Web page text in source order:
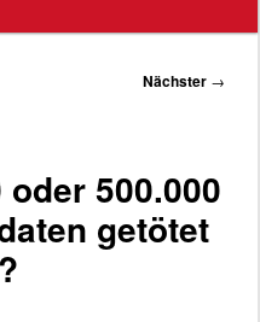
Nächster →
500.000
getötet